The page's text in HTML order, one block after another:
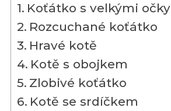
Koťátko s velkými očky
Rozcuchané koťátko
Hravé kotě
Kotě s obojkem
Zlobivé koťátko
Kotě se srdíčkem